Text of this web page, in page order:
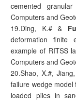
cemented
Computers and
19.Ding, K.# &
deformation finite
example of RITSS
Computers and
20.Shao, X.#,
failure wedge model
loaded piles in